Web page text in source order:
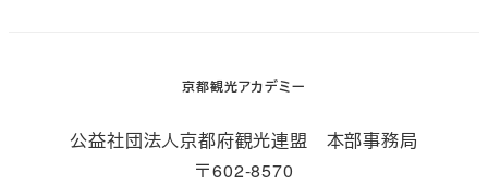
京都観光アカデミー
公益社団法人京都府観光連盟 本部事務局
〒602-8570